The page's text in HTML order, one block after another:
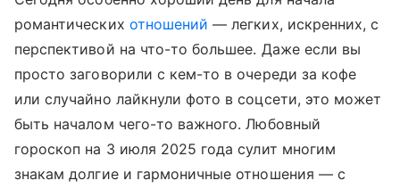
романтических отношений — легких, искренних, с
перспективой на что-то большее. Даже если вы
просто заговорили с кем-то в очереди за кофе
или случайно лайкнули фото в соцсети, это может
быть началом чего-то важного. Любовный
гороскоп на 3 июля 2025 года сулит многим
знакам долгие и гармоничные отношения — с